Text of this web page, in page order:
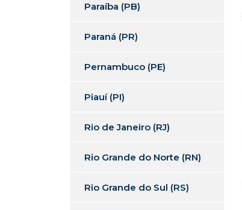
Paraíba (PB)
Paraná (PR)
Pernambuco (PE)
Piauí (PI)
Rio de Janeiro (RJ)
Rio Grande do Norte (RN)
Rio Grande do Sul (RS)